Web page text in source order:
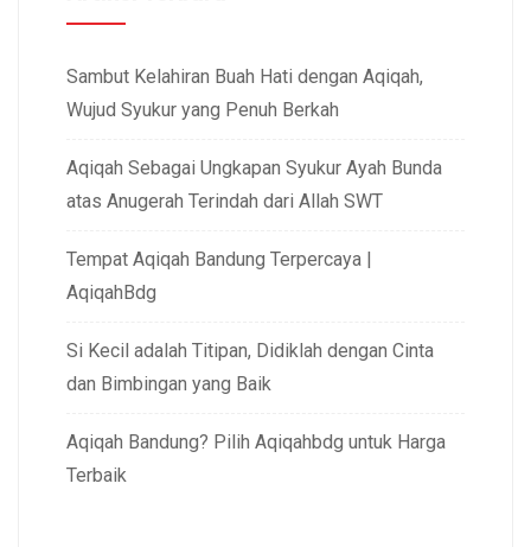
Sambut Kelahiran Buah Hati dengan Aqiqah,
Wujud Syukur yang Penuh Berkah
Aqiqah Sebagai Ungkapan Syukur Ayah Bunda
atas Anugerah Terindah dari Allah SWT
Tempat Aqiqah Bandung Terpercaya |
AqiqahBdg
Si Kecil adalah Titipan, Didiklah dengan Cinta
dan Bimbingan yang Baik
Aqiqah Bandung? Pilih Aqiqahbdg untuk Harga
Terbaik